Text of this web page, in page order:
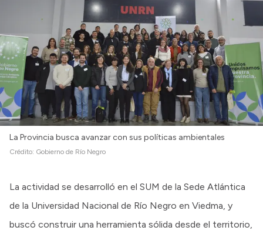
La Provincia busca avanzar con sus políticas ambientales
Crédito: Gobierno de Río Negro
La actividad se desarrolló en el SUM de la Sede Atlántica
de la Universidad Nacional de Río Negro en Viedma, y
buscó construir una herramienta sólida desde el territorio,